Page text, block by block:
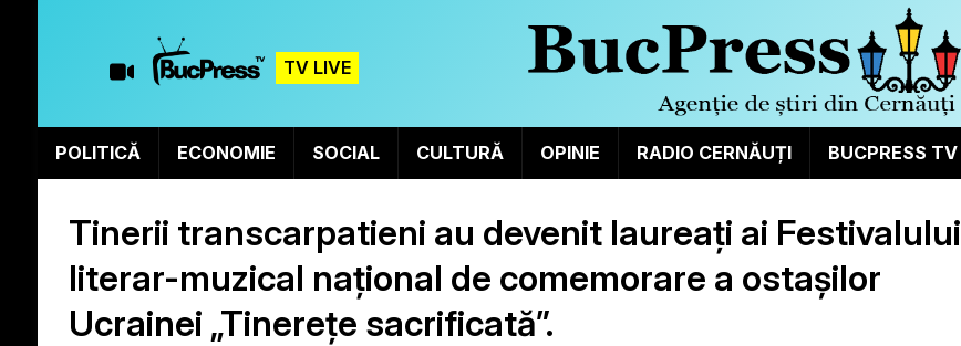
TV LIVE
POLITICĂ ECONOMIE SOCIAL CULTURĂ OPINIE RADIO CERNĂUȚI BUCPRESS TV
Tinerii transcarpatieni au devenit laureați ai Festivalului
literar-muzical național de comemorare a ostașilor
Ucrainei „Tinerețe sacrificată”.